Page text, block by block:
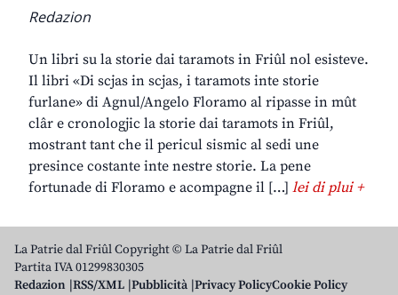
Redazion
Un libri su la storie dai taramots in Friûl nol esisteve.
Il libri «Di scjas in scjas, i taramots inte storie
furlane» di Agnul/Angelo Floramo al ripasse in mût
clâr e cronologjic la storie dai taramots in Friûl,
mostrant tant che il pericul sismic al sedi une
presince costante inte nestre storie. La pene
fortunade di Floramo e acompagne il […] lei di plui +
La Patrie dal Friûl Copyright © La Patrie dal Friûl
Partita IVA 01299830305
Redazion RSS/XML Pubblicità Privacy PolicyCookie Policy